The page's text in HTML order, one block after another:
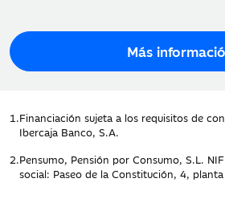
Más
1. Financiación sujeta a los requisitos de
Ibercaja Banco, S.A.
2. Pensumo, Pensión por Consumo, S.L.
social: Paseo de la Constitución, 4,